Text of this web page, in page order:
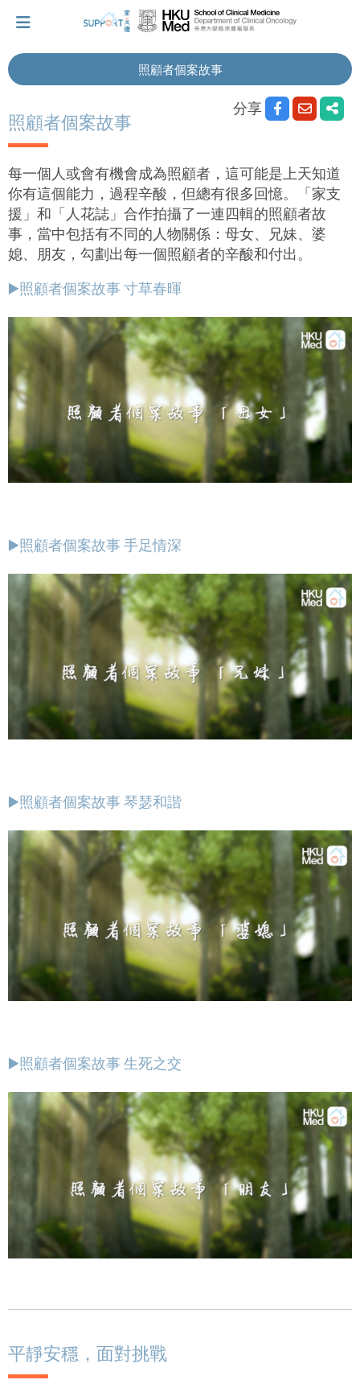
讓我們與你並肩而行。
擁抱每刻，留住這愛。
小貼士‧「家」資源
照顧者個案故事
分享
照顧者個案故事
每一個人或會有機會成為照顧者，這可能是上天知道
你有這個能力，過程辛酸，但總有很多回憶。「家支
援」和「人花誌」合作拍攝了一連四輯的照顧者故
事，當中包括有不同的人物關係：母女、兄妹、婆
媳、朋友，勾劃出每一個照顧者的辛酸和付出。
▶️照顧者個案故事 寸草春暉
▶️照顧者個案故事 手足情深
▶️照顧者個案故事 琴瑟和諧
▶️照顧者個案故事 生死之交
平靜安穩，面對挑戰